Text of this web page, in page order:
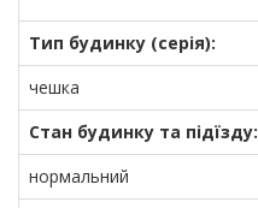
Тип будинку (серія):
чешка
Стан будинку та підїзду:
нормальний